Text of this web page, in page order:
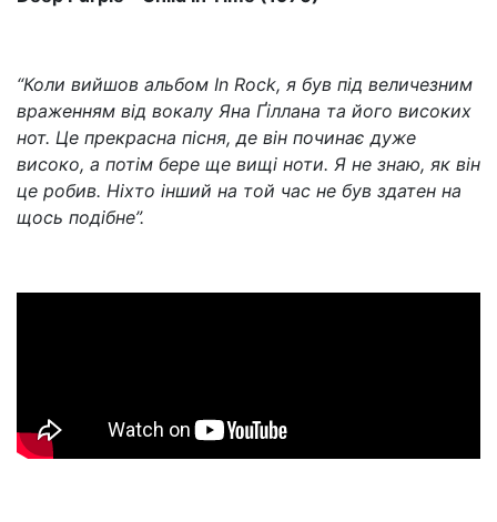
“Коли вийшов альбом In Rock, я був під величезним
враженням від вокалу Яна Ґіллана та його високих
нот. Це прекрасна пісня, де він починає дуже
високо, а потім бере ще вищі ноти. Я не знаю, як він
це робив. Ніхто інший на той час не був здатен на
щось подібне”.